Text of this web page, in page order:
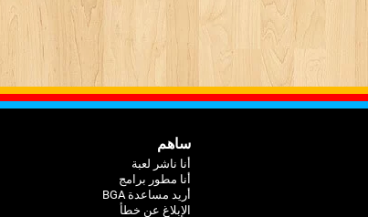
ساهم
أنا ناشر لعبة
أنا مطور برامج
أريد مساعدة BGA
الإبلاغ عن خطأ